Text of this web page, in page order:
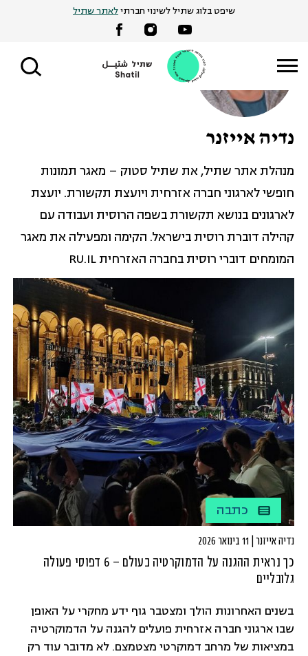
content
שיפט בלוג שתיל לשינוי חברתילאתר שתיל
נדיה אייזנר
מנהלת אתר שתיל, את שתיל סטוק – מאגר תמונות
חופשי לארגוני חברה אזרחית ויועצת תקשורת. יועצת
לארגונים בנושא תקשורת בשפה הרוסית ועבודה עם
קהילה דוברת רוסית בישראל. הקימה ומפעילה את מאגר
המומחים דוברי רוסית בחברה האזרחית RU.IL
כתבה
נדיה אייזנר | 11 בינואר 2026
כך נראית ההגנה על הדמוקרטיה בעולם – 6 דפוסי פעולה
גלובליים
בשנים האחרונות הולך ומצטבר גוף ידע מחקרי על האופן
שבו ארגוני חברה אזרחית פועלים להגנה על הדמוקרטיה
במציאות של מרחב דמוקרטי מצטמצם. לא מדובר עוד רק